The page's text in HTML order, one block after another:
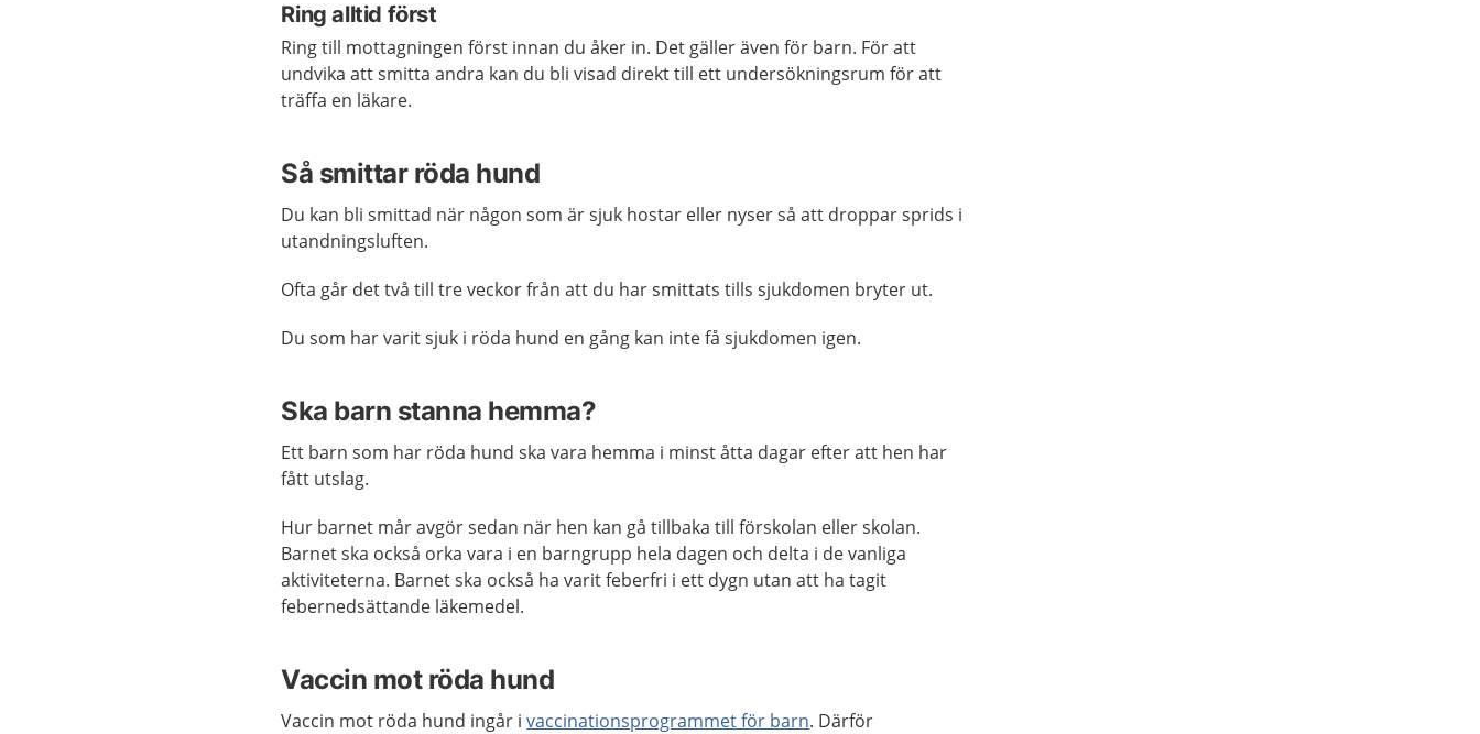
Ring alltid först
Ring till mottagningen först innan du åker in. Det gäller även för barn. För att
undvika att smitta andra kan du bli visad direkt till ett undersökningsrum för att
träffa en läkare.
Så smittar röda hund
Du kan bli smittad när någon som är sjuk hostar eller nyser så att droppar sprids i
utandningsluften.
Ofta går det två till tre veckor från att du har smittats tills sjukdomen bryter ut.
Du som har varit sjuk i röda hund en gång kan inte få sjukdomen igen.
Ska barn stanna hemma?
Ett barn som har röda hund ska vara hemma i minst åtta dagar efter att hen har
fått utslag.
Hur barnet mår avgör sedan när hen kan gå tillbaka till förskolan eller skolan.
Barnet ska också orka vara i en barngrupp hela dagen och delta i de vanliga
aktiviteterna. Barnet ska också ha varit feberfri i ett dygn utan att ha tagit
febernedsättande läkemedel.
Vaccin mot röda hund
Vaccin mot röda hund ingår ivaccinationsprogrammet för barn. Därför